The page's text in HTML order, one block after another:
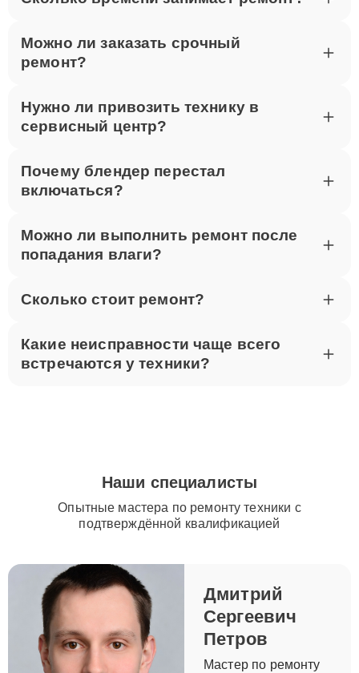
Для записи на ремонт звоните по телефону +7 (495)
023-83-23 или посетите наш сервисный центр по
выполним ремонт Thunderobot в Москве.
Можно ли заказать срочный
ремонт?
Нужно ли привозить технику в
сервисный центр?
Почему блендер перестал
включаться?
Можно ли выполнить ремонт после
попадания влаги?
Сколько стоит ремонт?
Какие неисправности чаще всего
встречаются у техники?
Наши специалисты
Опытные мастера по ремонту техники с
подтверждённой квалификацией
Дмитрий
Сергеевич
Петров
Мастер по ремонту